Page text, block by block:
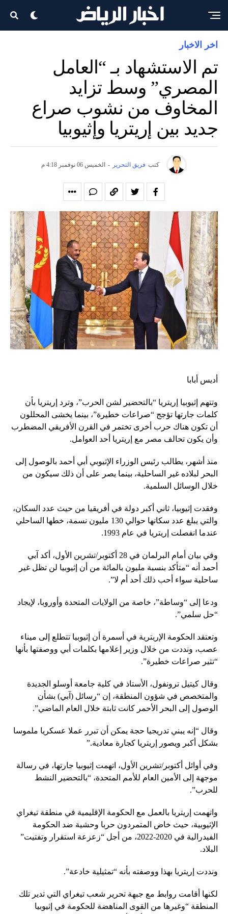
اخر الاخبار
تم الاستشهاد بـ “العامل
المصري” وسط تزايد
المخاوف من نشوب صراع
جديد بين إريتريا وإثيوبيا
كتب فريق التحرير - الخميس 06 نوفمبر 4:18 م
أديس أبابا
وتتهم إثيوبيا إريتريا “بالتحضير لشن الحرب”، وترد إريتريا بأن
كلمات جارتها تؤجج “صراعات خطيرة”، بينما يخشى المحللون
أن تكون هناك حرب أخرى تختمر في القرن الأفريقي المضطرب
وأن يكون تحالف مصر مع إريتريا أحد العوامل.
منذ أشهر، يطالب رئيس الوزراء الإثيوبي أبي أحمد بالوصول إلى
البحر لبلاده غير الساحلية، بينما يصر على أن ذلك سيكون من
خلال الوسائل السلمية.
وفقدت إثيوبيا، ثاني أكبر دولة في أفريقيا من حيث عدد السكان،
والتي يبلغ عدد سكانها حوالي 130 مليون نسمة، خطها الساحلي
عندما انفصلت إريتريا في عام 1993.
وفي بيان أمام البرلمان في 28 أكتوبر/تشرين الأول، أكد آبي
أحمد أنه “متأكد بنسبة مليون بالمائة من أن إثيوبيا لن تظل غير
ساحلية سواء أحب ذلك أحد أم لا”.
ودعا إلى “وساطة”، خاصة من الولايات المتحدة وأوروبا، لإيجاد
“حل سلمي”.
وتعتقد الحكومة الإريترية في أسمرة أن إثيوبيا تتطلع إلى ميناء
عصب، ونددت من خلال وزير إعلامها بكلمات أبي ووصفتها بأنها
“تثير صراعات خطيرة”.
وقال كيتيل ترونفول، الأستاذ في كلية جامعة أوسلو الجديدة
والمتخصص في شؤون المنطقة، إن “رسائل (آبي) بشأن
الوصول إلى البحر الأحمر كانت ثابتة خلال العام الماضي”.
وقال “إنه يبني تدريجيا حجة يمكن أن تبرر عملا عسكريا ملموسا
بشكل أكبر ويصور إريتريا كجارة معادية.”
وفي أوائل أكتوبر/تشرين الأول، اتهمت إثيوبيا جارتها، في رسالة
موجهة إلى الأمين العام للأمم المتحدة، “بالتحضير النشط
للحرب”.
واتهمت إريتريا بالعمل مع الحكومة الإقليمية في منطقة تيغراي
الإثيوبية، حيث خاض المتمردون حربا وحشية ضد الحكومة
الفيدرالية في 2020-2022، من أجل “زعزعة استقرار وتفتيت”
البلاد.
ونددت إريتريا بهذا ووصفته بأنه “تمثيلية خادعة”.
لكنها أقامت روابط مع جبهة تحرير شعب تيغراي التي تدير تلك
المنطقة “وغيرها من القوى المناهضة للحكومة في إثيوبيا